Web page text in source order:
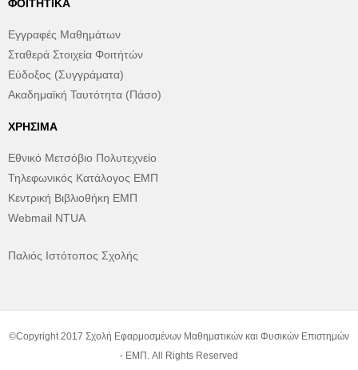
ΦΟΙΤΗΤΙΚΆ
Εγγραφές Μαθημάτων
Σταθερά Στοιχεία Φοιτήτών
Εύδοξος (Συγγράματα)
Ακαδημαϊκή Ταυτότητα (Πάσο)
ΧΡΉΣΙΜΑ
Εθνικό Μετσόβιο Πολυτεχνείο
Τηλεφωνικός Κατάλογος ΕΜΠ
Κεντρική Βιβλιοθήκη ΕΜΠ
Webmail NTUA
Παλιός Ιστότοπος Σχολής
©Copyright 2017 Σχολή Εφαρμοσμένων Μαθηματικών και Φυσικών Επιστημών
- ΕΜΠ. All Rights Reserved